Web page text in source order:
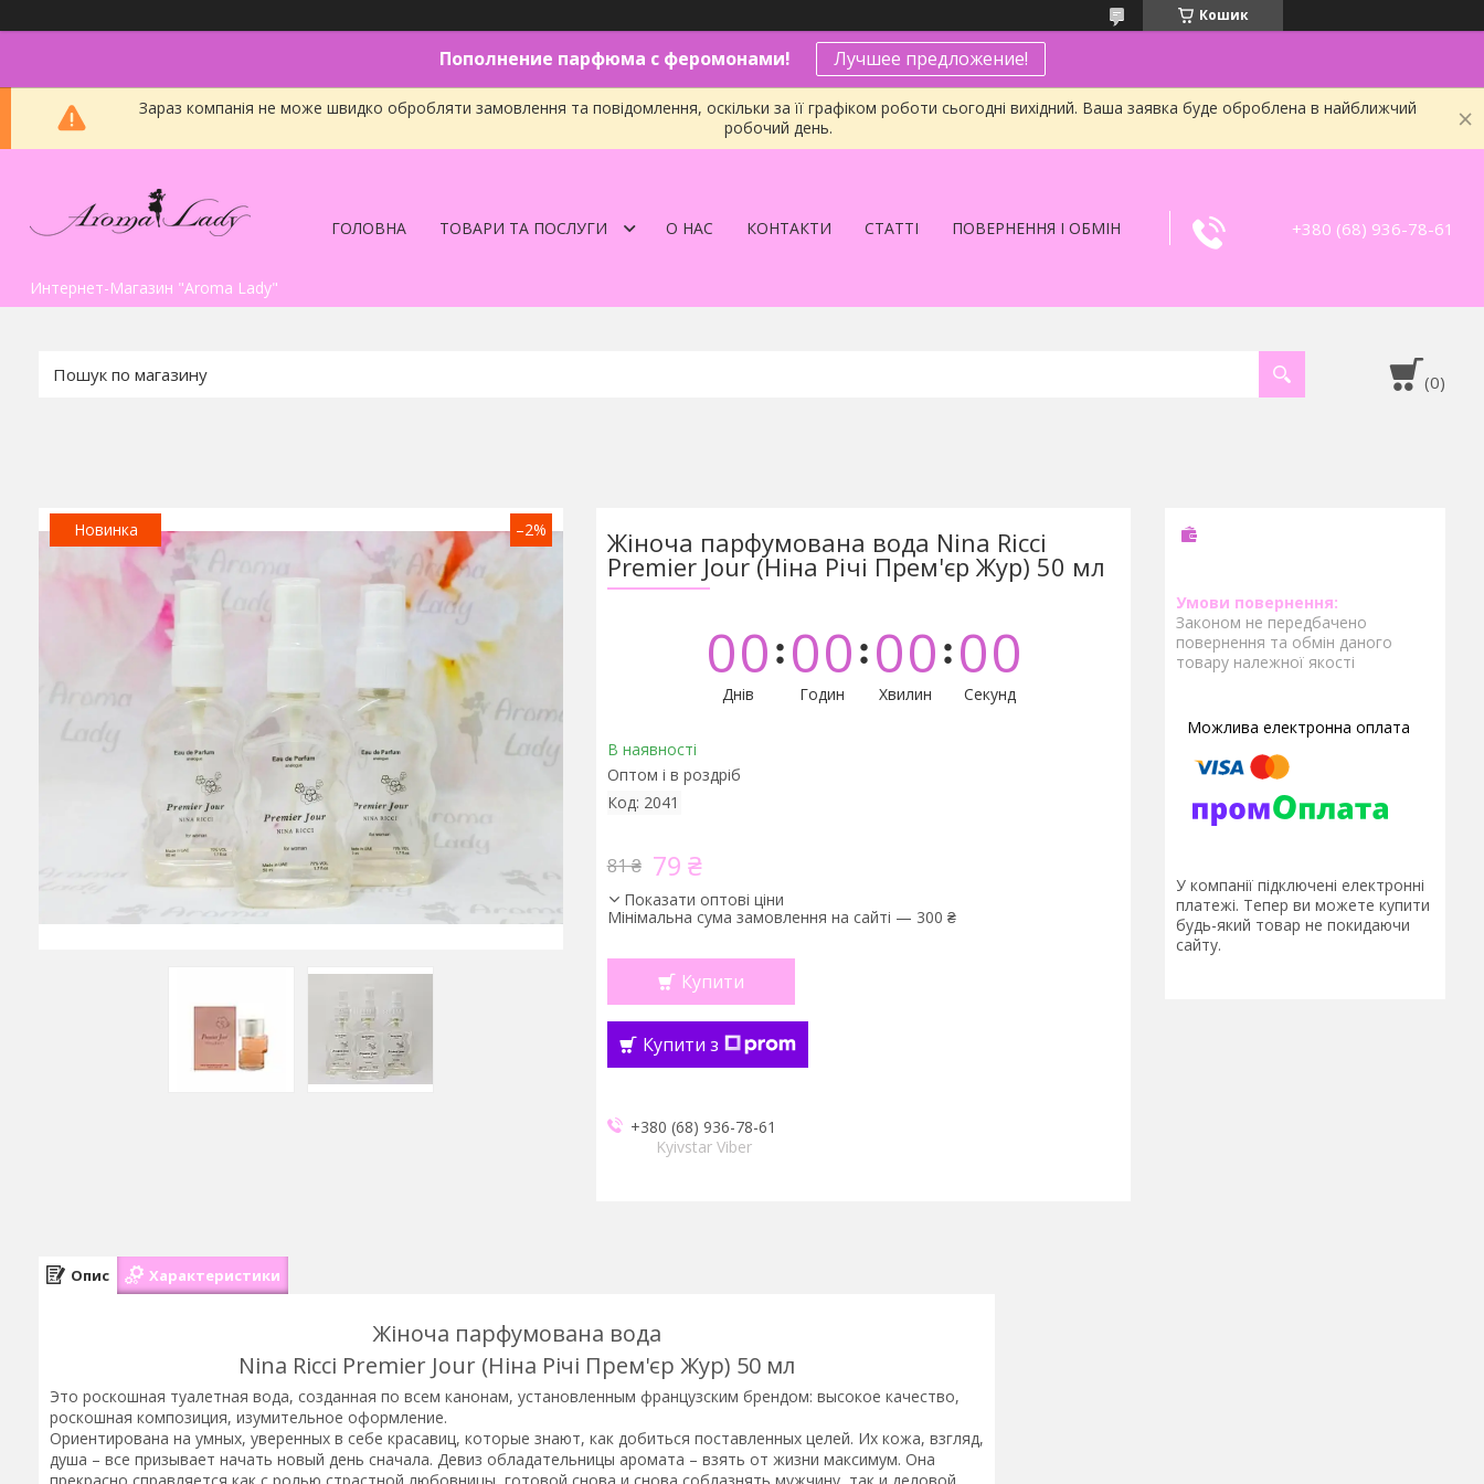
Кошик
Пополнение парфюма с феромонами! Лучшее предложение!
Зараз компанія не може швидко обробляти замовлення та повідомлення, оскільки за її графіком роботи сьогодні вихідний. Ваша заявка буде оброблена в найближчий
робочий день.
Интернет-Магазин "Aroma Lady"
ГОЛОВНА ТОВАРИ ТА ПОСЛУГИ О НАС КОНТАКТИ СТАТТІ ПОВЕРНЕННЯ І ОБМІН +380 (68) 936-78-61
Новинка –2% Жіноча парфумована вода Nina Ricci
Premier Jour (Ніна Річі Прем'єр Жур) 50 мл
00
Днів
00
Годин
00
Хвилин
00
Секунд
В наявності
Оптом і в роздріб
Код: 2041
81 ₴ 79 ₴
Показати оптові ціни
Мінімальна сума замовлення на сайті — 300 ₴
Купити
Купити з
+380 (68) 936-78-61
Kyivstar Viber
Законом не передбачено
повернення та обмін даного
товару належної якості
У компанії підключені електронні
платежі. Тепер ви можете купити
будь-який товар не покидаючи
сайту.
Опис Характеристики
Жіноча парфумована вода
Nina Ricci Premier Jour (Ніна Річі Прем'єр Жур) 50 мл
Это роскошная туалетная вода, созданная по всем канонам, установленным французским брендом: высокое качество,
роскошная композиция, изумительное оформление.
Ориентирована на умных, уверенных в себе красавиц, которые знают, как добиться поставленных целей. Их кожа, взгляд,
душа – все призывает начать новый день сначала. Девиз обладательницы аромата – взять от жизни максимум. Она